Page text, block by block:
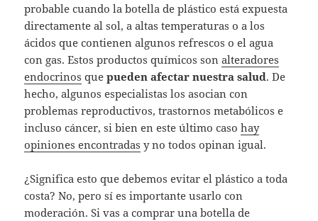
probable cuando la botella de plástico está expuesta
directamente al sol, a altas temperaturas o a los
ácidos que contienen algunos refrescos o el agua
con gas. Estos productos químicos sonalteradores
endocrinos quepueden afectar nuestra salud. De
hecho, algunos especialistas los asocian con
problemas reproductivos, trastornos metabólicos e
incluso cáncer, si bien en este último casohay
opiniones encontradas y no todos opinan igual.
¿Significa esto que debemos evitar el plástico a toda
costa? No, pero sí es importante usarlo con
moderación. Si vas a comprar una botella de